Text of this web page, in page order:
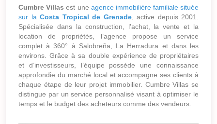
Cumbre Villas est une agence immobilière familiale située
sur la Costa Tropical de Grenade, active depuis 2001.
Spécialisée dans la construction, l’achat, la vente et la
location de propriétés, l’agence propose un service
complet à 360° à Salobreña, La Herradura et dans les
environs. Grâce à sa double expérience de propriétaires
et d’investisseurs, l’équipe possède une connaissance
approfondie du marché local et accompagne ses clients à
chaque étape de leur projet immobilier. Cumbre Villas se
distingue par un service personnalisé visant à optimiser le
temps et le budget des acheteurs comme des vendeurs.